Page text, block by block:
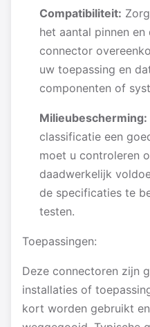
Compatibiliteit:
het aantal pinnen
connector
uw toepassing en
componenten of
Milieubescherming:
classificatie een
moet u controleren
daadwerkelijk
de specificaties te
testen.
Toepassingen:
Deze connectoren zijn
installaties of
kort worden gebruikt